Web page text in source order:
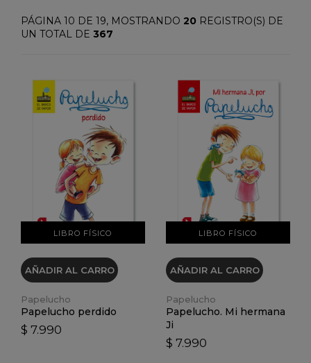
PÁGINA 10 DE 19, MOSTRANDO 20 REGISTRO(S) DE
UN TOTAL DE 367
LIBRO FÍSICO
VER DETALLES
AÑADIR AL CARRO
Papelucho
Papelucho perdido
$ 7.990
LIBRO FÍSICO
VER DETALLES
AÑADIR AL CARRO
Papelucho
Papelucho. Mi hermana
Ji
$ 7.990